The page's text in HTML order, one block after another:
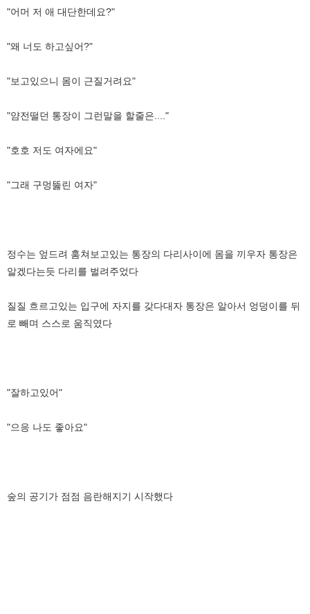
"어머 저 애 대단한데요?"
"왜 너도 하고싶어?"
"보고있으니 몸이 근질거려요"
"얌전떨던 통장이 그런말을 할줄은...."
"호호 저도 여자에요"
"그래 구멍뚫린 여자"
정수는 엎드려 훔쳐보고있는 통장의 다리사이에 몸을 끼우자 통장은
알겠다는듯 다리를 벌려주었다
질질 흐르고있는 입구에 자지를 갖다대자 통장은 알아서 엉덩이를 뒤
로 빼며 스스로 움직였다
"잘하고있어"
"으응 나도 좋아요"
숲의 공기가 점점 음란해지기 시작했다